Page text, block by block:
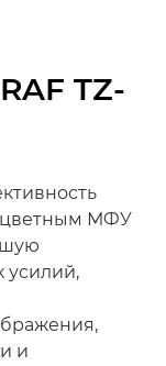
TZ-
цветным МФУ
усилий,
и